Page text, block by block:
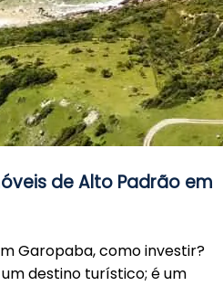
de Alto Padrão em
Garopaba, como investir?
destino turístico; é um